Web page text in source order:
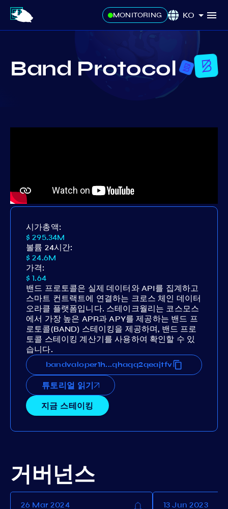
MONITORING KO
Band Protocol
시가총액:
$ 295.34M
볼륨 24시간:
$ 24.6M
가격:
$ 1.64
밴드 프로토콜은 실제 데이터와 API를 집계하고
스마트 컨트랙트에 연결하는 크로스 체인 데이터
오라클 플랫폼입니다. 스테이크월리는 코스모스
에서 가장 높은 APR과 APY를 제공하는 밴드 프
로토콜(BAND) 스테이킹을 제공하며, 밴드 프로
토콜 스테이킹 계산기를 사용하여 확인할 수 있
습니다.
...
튜토리얼 읽기
지금 스테이킹
거버넌스
26 Mar 2024
13 Jun 2023